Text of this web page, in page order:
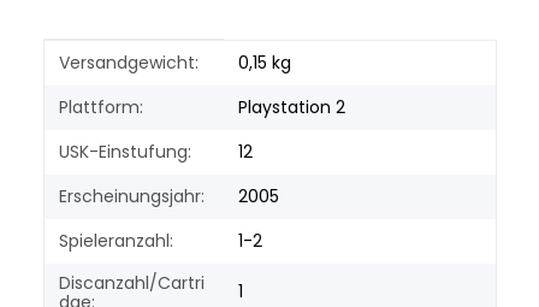
Produkteigenschaft
Wert
Versandgewicht:
0,15 kg
Plattform:
Playstation 2
USK-Einstufung:
12
Erscheinungsjahr:
2005
Spieleranzahl:
1-2
Discanzahl/Cartri
dge:
1